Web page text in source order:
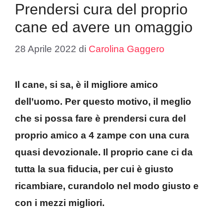
Prendersi cura del proprio
cane ed avere un omaggio
28 Aprile 2022 di Carolina Gaggero
Il cane, si sa, è il migliore amico
dell’uomo. Per questo motivo, il meglio
che si possa fare è prendersi cura del
proprio amico a 4 zampe con una cura
quasi devozionale. Il proprio cane ci da
tutta la sua fiducia, per cui è giusto
ricambiare, curandolo nel modo giusto e
con i mezzi migliori.